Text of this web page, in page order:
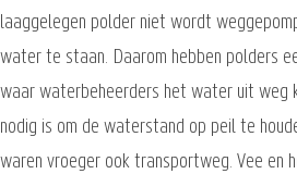
laaggelegen polder niet wordt
water te staan. Daarom hebben polders
waar waterbeheerders het water uit weg
nodig is om de waterstand op peil te
waren vroeger ook transportweg. Vee en